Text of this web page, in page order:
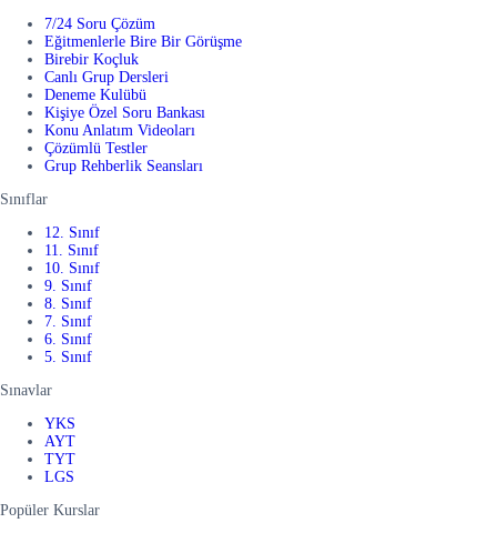
7/24 Soru Çözüm
Eğitmenlerle Bire Bir Görüşme
Birebir Koçluk
Canlı Grup Dersleri
Deneme Kulübü
Kişiye Özel Soru Bankası
Konu Anlatım Videoları
Çözümlü Testler
Grup Rehberlik Seansları
Sınıflar
12. Sınıf
11. Sınıf
10. Sınıf
9. Sınıf
8. Sınıf
7. Sınıf
6. Sınıf
5. Sınıf
Sınavlar
YKS
AYT
TYT
LGS
Popüler Kurslar